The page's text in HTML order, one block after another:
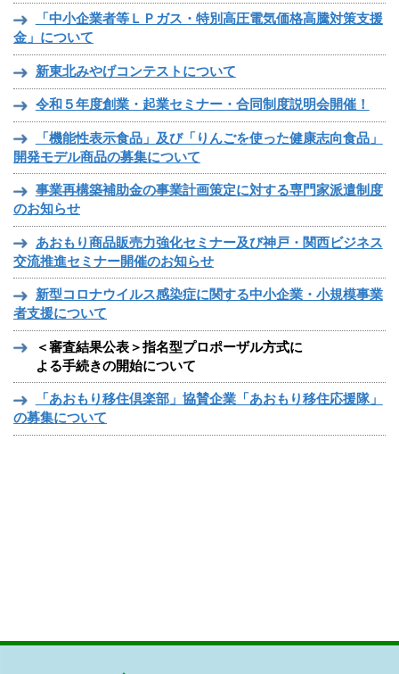
「中小企業者等ＬＰガス・特別高圧電気価格高騰対策支援
金」について
新東北みやげコンテストについて
令和５年度創業・起業セミナー・合同制度説明会開催！
「機能性表示食品」及び「りんごを使った健康志向食品」
開発モデル商品の募集について
事業再構築補助金の事業計画策定に対する専門家派遣制度
のお知らせ
あおもり商品販売力強化セミナー及び神戸・関西ビジネス
交流推進セミナー開催のお知らせ
新型コロナウイルス感染症に関する中小企業・小規模事業
者支援について
＜審査結果公表＞指名型プロポーザル方式に
よる手続きの開始について
「あおもり移住倶楽部」協賛企業「あおもり移住応援隊」
の募集について